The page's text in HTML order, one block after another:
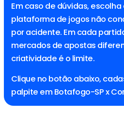
Em caso de dúvidas, escolha
plataforma de jogos não
por acidente. Em cada
mercados de apostas
criatividade é o limite.
Clique no botão abaixo,
palpite em Botafogo-SP x